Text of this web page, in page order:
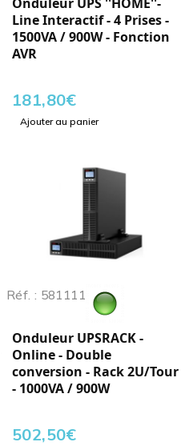
Line Interactif - 4 Prises -
1500VA / 900W - Fonction
AVR
181,80€
Ajouter au panier
Réf. : 581111
Onduleur UPSRACK -
Online - Double
conversion - Rack 2U/Tour
- 1000VA / 900W
502,50€